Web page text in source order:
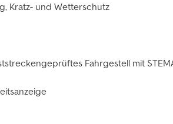
Kratz- und Wetterschutz
Fahrgestell mit